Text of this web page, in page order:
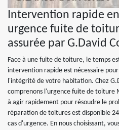
Intervention rapide
urgence fuite de
assurée par G.David
Face à une fuite de toiture, le temps
intervention rapide est nécessaire
l'intégrité de votre habitation. Chez
comprenons l'urgence fuite de toiture
à agir rapidement pour résoudre le
réparation de toitures est disponible
cas d'urgence. En nous choisissant,